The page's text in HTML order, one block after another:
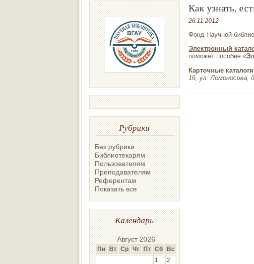
Рубрики
Без рубрики
Библиотекарям
Пользователям
Преподавателям
Референтам
Показать все
Календарь
Август 2026
Пн Вт Ср Чт Пт Сб Вс
1
2
Как узнать,
26.11.2012
Фонд Научной
Электронный
поможет пособие «
Карточные каталоги
16, ул. Ломоносова,